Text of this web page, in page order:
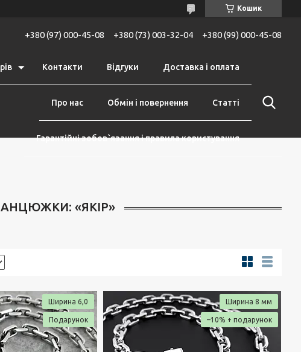
Кошик
+380 (97) 000-45-08 +380 (73) 003-32-04 +380 (99) 000-45-08
Контакти Відгуки Доставка і оплата
Про нас Обмін і повернення Статті
Гарантійні зобов`язання і правила користування
«ЯКІР»
Ширина 6,0
Подарунок
Ширина 8 мм
–10%